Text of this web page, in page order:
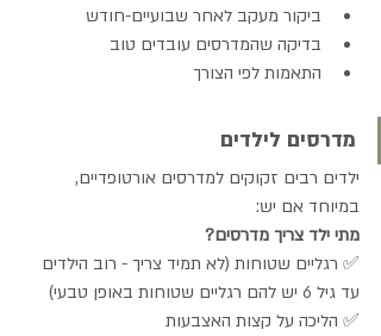
ביקור מעקב לאחר שבועיים-חודש
בדיקה שהמדרסים עובדים טוב
התאמות לפי הצורך
מדרסים לילדים
ילדים רבים זקוקים למדרסים אורטופדיים,
במיוחד אם יש:
מתי ילד צריך מדרסים?
✅ רגליים שטוחות (לא תמיד צריך - רוב הילדים
עד גיל 6 יש להם רגליים שטוחות באופן טבעי)
✅ הליכה על קצות האצבעות